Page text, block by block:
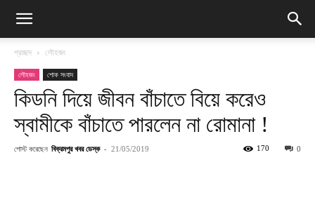
প্রচ্ছদ লৌহজং
লৌহজং শোক সংবাদ
কিডনি দিয়ে জীবন বাঁচাতে বিয়ে করেও
স্বামীকে বাঁচাতে পারলেন না রোমানা !
পোস্ট করেছেন বিক্রমপুর খবর ডেস্ক - 21/05/2019 0
170